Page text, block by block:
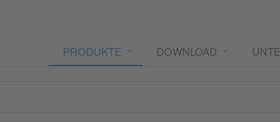
PRODUKTE DOWNLOAD